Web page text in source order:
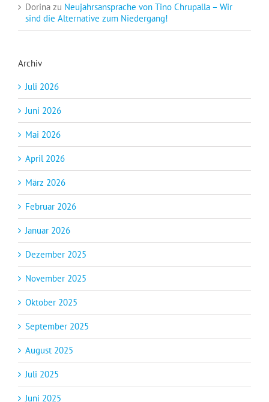
Dorina zu Neujahrsansprache von Tino Chrupalla – Wir
sind die Alternative zum Niedergang!
Archiv
Juli 2026
Juni 2026
Mai 2026
April 2026
März 2026
Februar 2026
Januar 2026
Dezember 2025
November 2025
Oktober 2025
September 2025
August 2025
Juli 2025
Juni 2025